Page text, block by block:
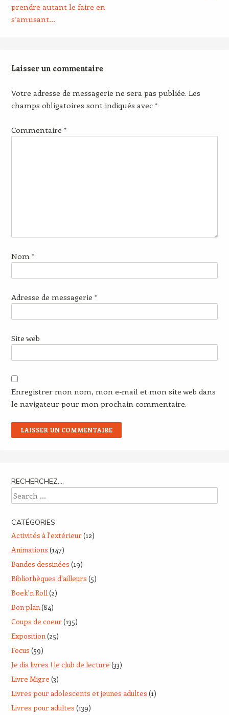
prendre autant le faire en
s’amusant…
Laisser un commentaire
Votre adresse de messagerie ne sera pas publiée. Les
champs obligatoires sont indiqués avec *
Commentaire *
Nom *
Adresse de messagerie *
Site web
Enregistrer mon nom, mon e-mail et mon site web dans
le navigateur pour mon prochain commentaire.
RECHERCHEZ….
Search
CATÉGORIES
Activités à l'extérieur(12)
Animations (147)
Bandes dessinées (19)
Bibliothèques d'ailleurs (5)
Boek'n Roll(2)
Bon plan(84)
Coups de coeur(135)
Exposition(25)
Focus (59)
Je dis livres ! le club de lecture (33)
Livre Migre (3)
Livres pour adolescents et jeunes adultes (1)
Livres pour adultes (139)